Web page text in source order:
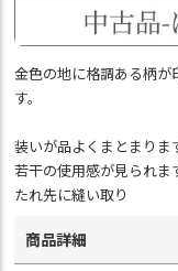
金色の地に格調ある柄が
す。
装いが品よくまとまりま
若干の使用感が見られま
たれ先に縫い取り
商品詳細